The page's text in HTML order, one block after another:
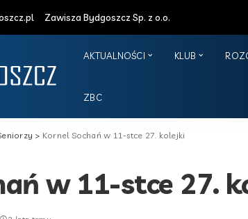
Zawisza Bydgoszcz Sp. z o.o.
AKTUALNOŚCI KLUB
ZBC
> Kornel Sochań w 11-stce 27. kolejki
w 11-stce 27.